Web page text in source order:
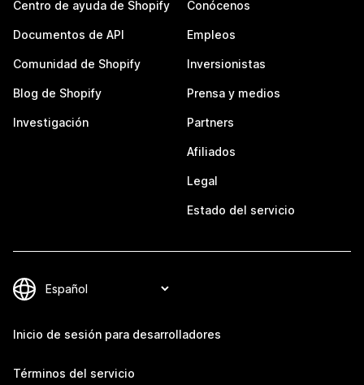
Centro de ayuda de Shopify
Documentos de API
Comunidad de Shopify
Blog de Shopify
Investigación
Conócenos
Empleos
Inversionistas
Prensa y medios
Partners
Afiliados
Legal
Estado del servicio
Inicio de sesión para desarrolladores
Términos del servicio